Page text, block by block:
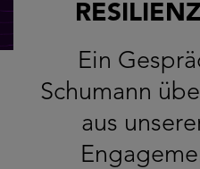
Ein
Schumann
aus